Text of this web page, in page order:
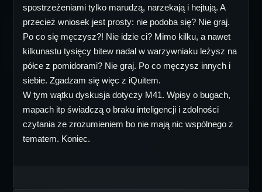
spostrzeżeniami tylko marudzą, narzekają i hejtują. A
przecież wniosek jest prosty: nie podoba się? Nie graj.
Po co się męczysz?! Nie idzie ci? Mimo kilku, a nawet
kilkunastu tysięcy bitew nadal w warzywniaku leżysz na
półce z pomidorami? Nie graj. Po co męczysz innych i
siebie. Zgadzam się więc z iQuitem.
W tym wątku dyskusja dotyczy M41. Wpisy o bugach,
mapach itp świadczą o braku inteligencji i zdolności
czytania ze zrozumieniem bo nie mają nic wspólnego z
tematem. Koniec.